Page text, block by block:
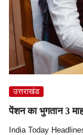
उत्तराखंड
पेंशन का भुगतान 3
India Today